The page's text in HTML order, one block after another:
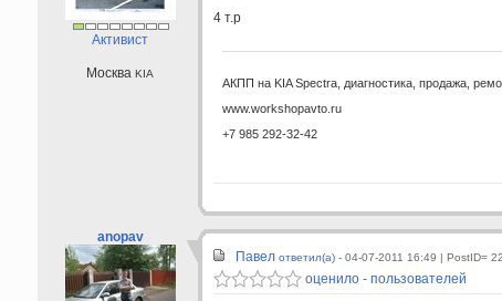
Активист
МоскваKIA
4 т.р
АКПП на KIA Spectra, диагностика, продажа,
www.workshopavto.ru
+7 985 292-32-42
anopav
Павел ответил(а) - 04-07-2011 16:49 | PostID=
оценило - пользователей